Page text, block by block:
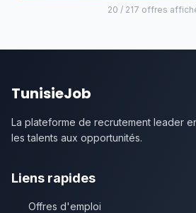
20 / 217 offres
TunisieJob
La plateforme de recrutement leader
les talents aux opportunités.
Liens rapides
Offres d'emploi